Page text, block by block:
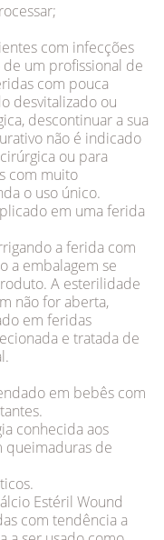
com infecções
de um profissional de
com pouca
desvitalizado ou
descontinuar a sua
não é indicado
ou para
com muito
o uso único.
em uma ferida
a ferida com
a embalagem se
A esterilidade
não for aberta,
em feridas
e tratada de
em bebês com
conhecida aos
queimaduras de
Estéril Wound
com tendência a